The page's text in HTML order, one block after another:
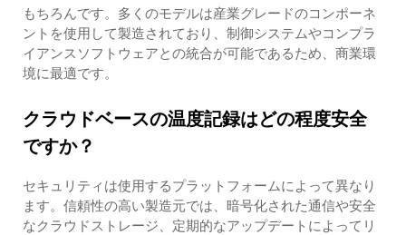
もちろんです。多くのモデルは産業グレードのコンポーネ
ントを使用して製造されており、制御システムやコンプラ
イアンスソフトウェアとの統合が可能であるため、商業環
境に最適です。
クラウドベースの温度記録はどの程度安全
ですか？
セキュリティは使用するプラットフォームによって異なり
ます。信頼性の高い製造元では、暗号化された通信や安全
なクラウドストレージ、定期的なアップデートによってリ